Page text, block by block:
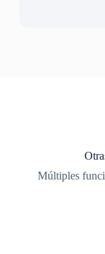
Múltiples